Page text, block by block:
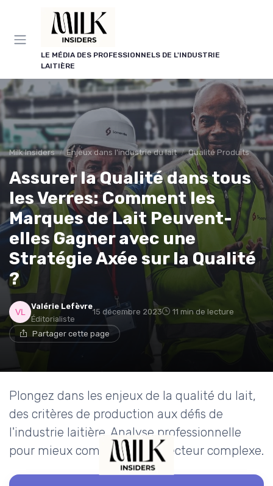
LE MÉDIA DES PROFESSIONNELS DE L'INDUSTRIE
LAITIÈRE
Milk Insiders Enjeux dans l'industrie du lait Qualité Produits
Assurer la Qualité dans tous
les Verres: Comment les
Marques de Lait Peuvent-
elles Gagner avec une
Stratégie Axée sur la Qualité
?
Valérie Lefèvre
Éditorialiste
15 décembre 2023 11 min de lecture
Partager cette page
Plongez dans les enjeux de la qualité du lait,
des critères de production aux défis de
l'industrie laitière. Analyse professionnelle
pour mieux comprendre ce secteur complexe.